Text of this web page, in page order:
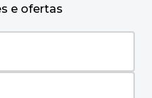
e ofertas